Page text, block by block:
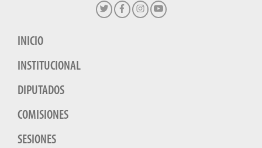
INICIO
INSTITUCIONAL
DIPUTADOS
COMISIONES
SESIONES